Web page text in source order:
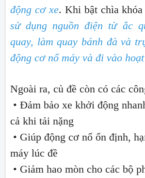
động cơ xe. Khi bật chìa
sử dụng nguồn điện từ ắc
quay, làm quay bánh đà và
động cơ nổ máy và đi vào
Ngoài ra, củ đề còn có các
• Đảm bảo xe khởi động
cả khi tải nặng
• Giúp động cơ nổ ổn định,
máy lúc đề
• Giảm hao mòn cho các bộ